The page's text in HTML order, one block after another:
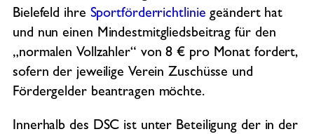
Bielefeld ihre Sportförderrichtlinie geändert hat
und nun einen Mindestmitgliedsbeitrag für den
„normalen Vollzahler“ von 8 € pro Monat fordert,
sofern der jeweilige Verein Zuschüsse und
Fördergelder beantragen möchte.
Innerhalb des DSC ist unter Beteiligung der in der